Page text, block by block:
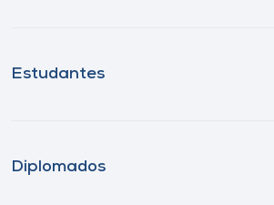
Estudantes
Diplomados